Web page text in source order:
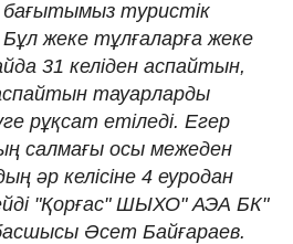
туристік
жеке тұлғаларға жеке
31 келіден аспайтын,
тауарларды
рұқсат етіледі. Егер
салмағы осы межеден
әр келісіне 4 еуродан
"Қорғас" ШЫХО" АЭА БК"
Әсет Байғараев.